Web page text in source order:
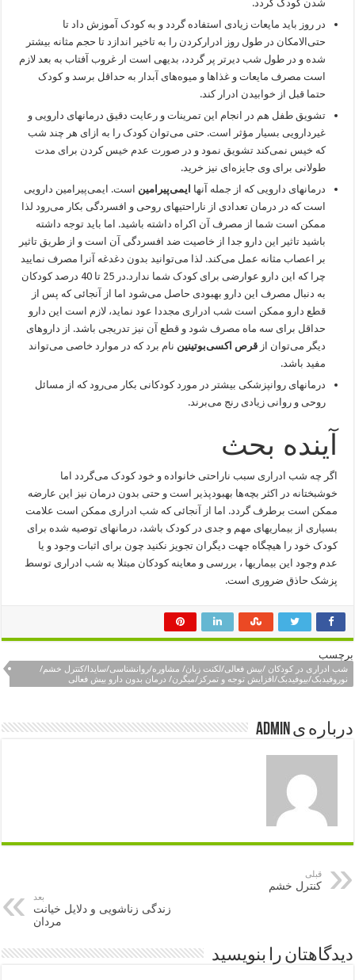
شدن کودک گردد.
در روز باید مایعات زیادی استفاده گردد و به کودک آموزش داد تا
حتی‌الامکان در طول روز ادرارکردن را به تاخیر اندازد تا حجم مثانه بیشتر
شده و در طول شب دیرتر پر گردد، بدیهی است ار غروب آفتاب به بعد لازم
است مصرف مایعات و غذاها و میوه‌های آبدار به حداقل برسد و کودک
حتما قبل از خوابیدن ادرار کند.
تشویق طفل هم در انجام این تمرینات و رعایت دقیق درمانهای دارویی و
غیردارویی بسیار مؤثر است. حتی می‌توان کودک را به ازای هر چند شب
که خیس نمی‌کند تشویق نمود و در صورت عدم خیس کردن برای مدت
طولانی برای وی جایزه‌ای نیز خرید.
درمانهای دارویی که از جمله آنها ایمی‌پیرامین است. ایمی‌پیرامین دارویی
است که در درمان تعدادی از ناراحتیهای روحی و افسردگی بکار می‌رود لذا
ممکن است شما از مصرف آن اکراه داشته باشید. اما باید توجه داشته
باشید تاثیر این دارو جدا از خاصیت ضد افسردگی آن است و از طریق تاثیر
بر اعصاب مثانه عمل می‌کند. لذا می‌توانید بدون دغدغه آنرا مصرف نمایید
چرا که این دارو عوارضی برای کودک شما ندارد.در 25 تا 40 درصد کودکان
به دنبال مصرف این دارو بهبودی حاصل می‌شود اما از آنجائی که پس از
قطع دارو ممکن است شب ادراری مجددا عود نماید، لازم است این دارو
حداقل برای سه ماه مصرف شود و قطع آن نیز تدریجی باشد. از داروهای
دیگر می‌توان ازقرص اکسی‌بوتینین نام برد که در موارد خاصی می‌تواند
مفید باشد.
درمانهای روانپزشکی بیشتر در مورد کودکانی بکار می‌رود که از مسائل
روحی و روانی زیادی رنج می‌برند.
آینده بحث
اگر چه شب ادراری سبب ناراحتی خانواده و خود کودک می‌گردد اما
خوشبختانه در اکثر بچه‌ها بهبودپذیر است و حتی بدون درمان نیز این عارضه
ممکن است برطرف گردد. اما از آنجائی که شب ادراری ممکن است علامت
بسیاری از بیماریهای مهم و جدی در کودک باشد،‌ درمانهای توصیه شده برای
کودک خود را هیچگاه جهت دیگران تجویز نکنید چون برای اثبات وجود و یا
عدم وجود این بیماریها ، بررسی و معاینه کودکان مبتلا به شب ادراری توسط
پزشک حاذق ضروری است.
برچسب
شب ادراری در کودکان /بیش فعالی/لکنت زبان/ مشاوره/روانشناسی/سایدا/کنترل خشم/
نوروفیدبک/بیوفیدبک/افزایش توجه و تمرکز/میگرن/ درمان بدون دارو بیش فعالی
درباره ی admin
قبلی
کنترل خشم
بعد
زندگی زناشویی و دلایل خیانت
مردان
دیدگاهتان را بنویسید